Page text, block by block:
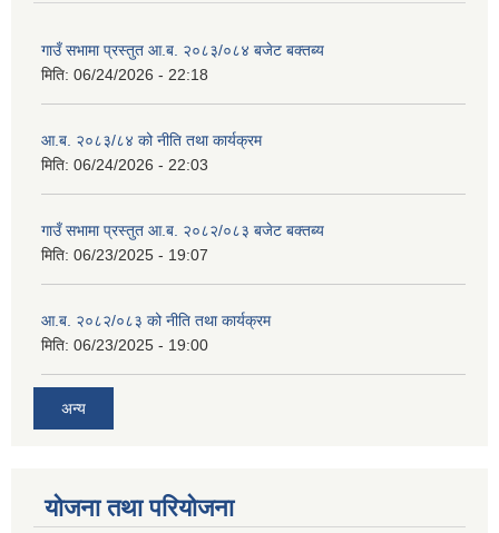
गाउँ सभामा प्रस्तुत आ.ब. २०८३/०८४ बजेट बक्तब्य
मिति: 06/24/2026 - 22:18
आ.ब. २०८३/८४ को नीति तथा कार्यक्रम
मिति: 06/24/2026 - 22:03
गाउँ सभामा प्रस्तुत आ.ब. २०८२/०८३ बजेट बक्तब्य
मिति: 06/23/2025 - 19:07
आ.ब. २०८२/०८३ को नीति तथा कार्यक्रम
मिति: 06/23/2025 - 19:00
अन्य
योजना तथा परियोजना